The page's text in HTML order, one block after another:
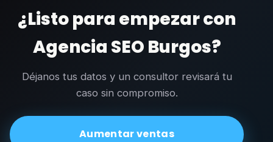
¿Listo para empezar con
Agencia SEO Burgos?
Déjanos tus datos y un consultor revisará tu
caso sin compromiso.
Aumentar ventas